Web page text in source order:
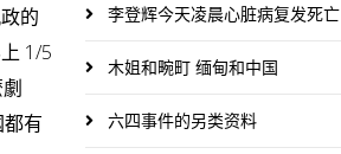
的
1/5
有
李登辉今天凌晨心脏病复发死亡
木姐和畹町 缅甸和中国
六四事件的另类资料